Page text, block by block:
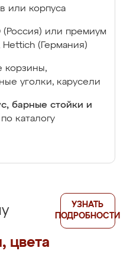
или корпуса
(Россия) или премиум
Hettich (Германия)
корзины,
уголки, карусели
барные стойки и
по каталогу
цвета
УЗНАТЬ
ПОДРОБНОСТИ